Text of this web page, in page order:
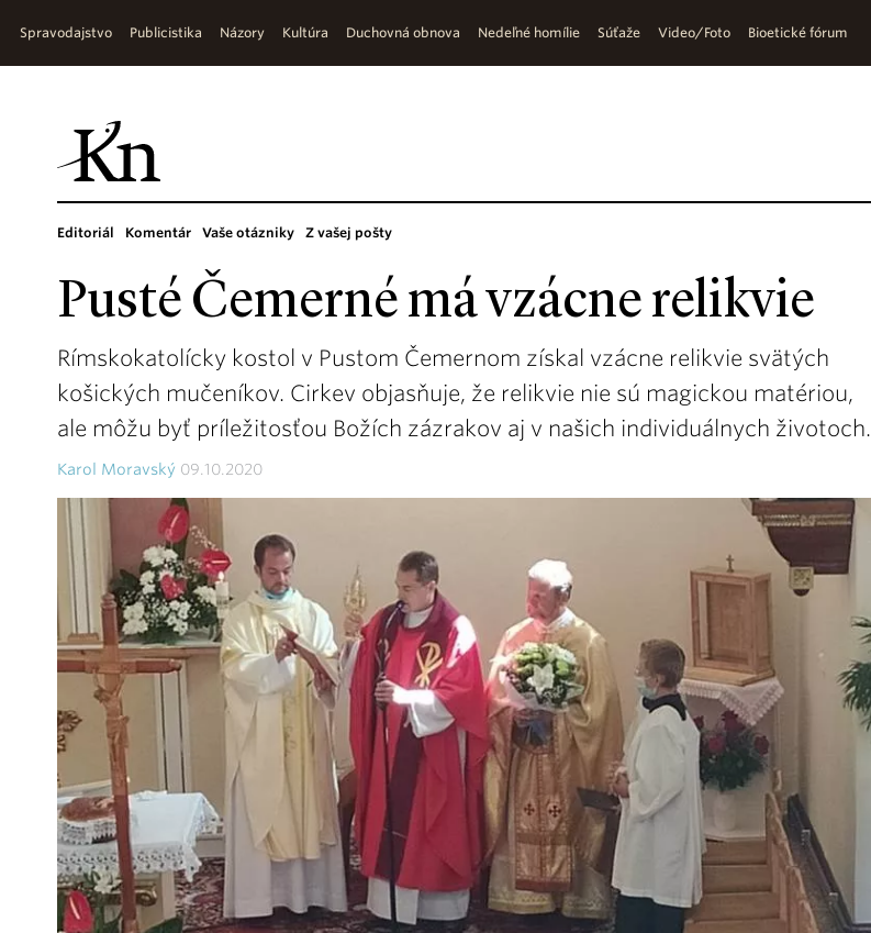
Spravodajstvo Publicistika Názory Kultúra Duchovná obnova Nedeľné homílie Súťaže Video/Foto Bioetické fórum
Editoriál Komentár Vaše otázniky Z vašej pošty
Pusté Čemerné má vzácne relikvie
Rímskokatolícky kostol v Pustom Čemernom získal vzácne relikvie svätých
košických mučeníkov. Cirkev objasňuje, že relikvie nie sú magickou matériou,
ale môžu byť príležitosťou Božích zázrakov aj v našich individuálnych životoch.
Karol Moravský 09.10.2020